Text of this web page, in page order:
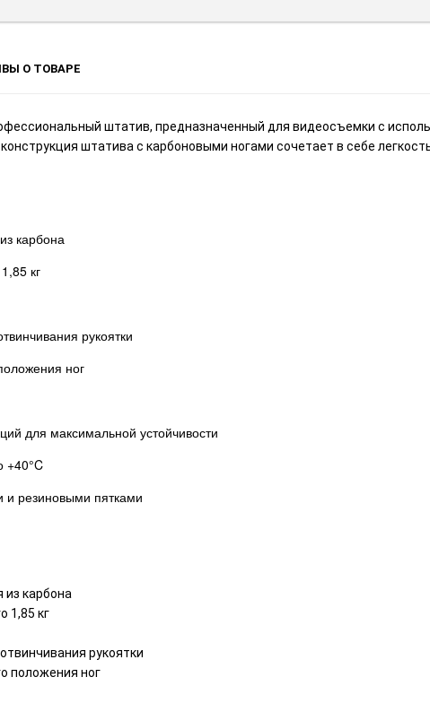
О ТОВАРЕ
штатив, предназначенный для видеосъемки с
штатива с карбоновыми ногами сочетает в себе
карбона
кг
рукоятки
ног
для максимальной устойчивости
+40°C
резиновыми пятками
из карбона
1,85 кг
рукоятки
положения ног